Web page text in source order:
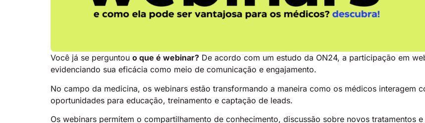
Você já se perguntou o que é webinar? De acordo com um estudo da ON24, a participação em
evidenciando sua eficácia como meio de comunicação e engajamento.
No campo da medicina, os webinars estão transformando a maneira como os médicos interagem
oportunidades para educação, treinamento e captação de leads.
Os webinars permitem o compartilhamento de conhecimento, discussão sobre novos tratamentos